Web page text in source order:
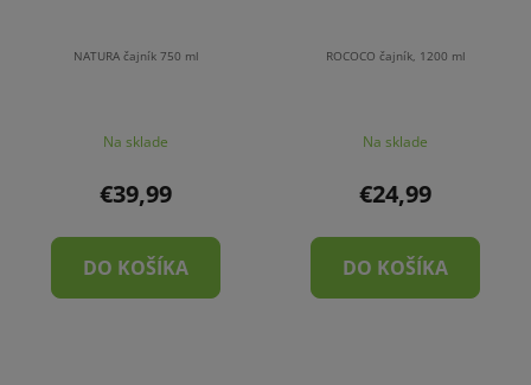
NATURA čajník 750 ml
Na sklade
€39,99
DO KOŠÍKA
ROCOCO čajník, 1200 ml
Na sklade
€24,99
DO KOŠÍKA